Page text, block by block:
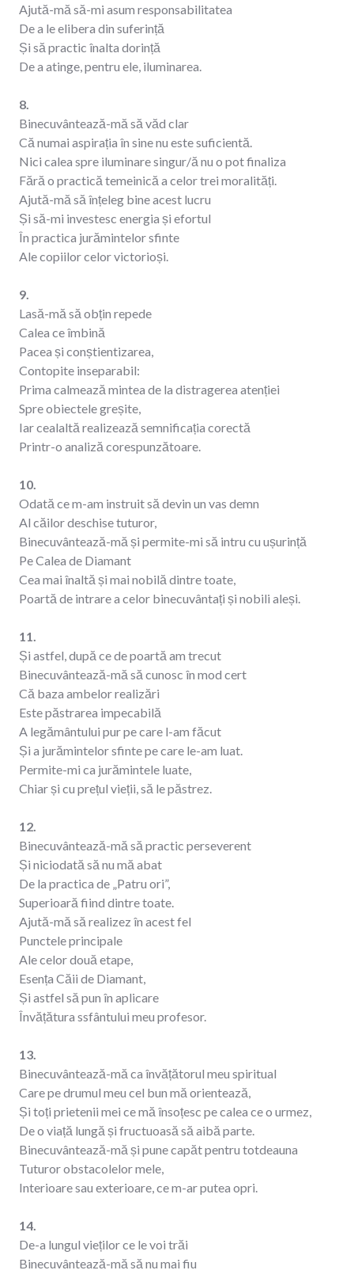
Ajută-mă să-mi asum responsabilitatea
De a le elibera din suferință
Și să practic înalta dorință
De a atinge, pentru ele, iluminarea.
8.
Binecuvântează-mă să văd clar
Că numai aspirația în sine nu este suficientă.
Nici calea spre iluminare singur/ă nu o pot finaliza
Fără o practică temeinică a celor trei moralități.
Ajută-mă să înțeleg bine acest lucru
Și să-mi investesc energia și efortul
În practica jurămintelor sfinte
Ale copiilor celor victorioși.
9.
Lasă-mă să obțin repede
Calea ce îmbină
Pacea și conștientizarea,
Contopite inseparabil:
Prima calmează mintea de la distragerea atenției
Spre obiectele greșite,
Iar cealaltă realizează semnificația corectă
Printr-o analiză corespunzătoare.
10.
Odată ce m-am instruit să devin un vas demn
Al căilor deschise tuturor,
Binecuvântează-mă și permite-mi să intru cu ușurință
Pe Calea de Diamant
Cea mai înaltă și mai nobilă dintre toate,
Poartă de intrare a celor binecuvântați și nobili aleși.
11.
Și astfel, după ce de poartă am trecut
Binecuvântează-mă să cunosc în mod cert
Că baza ambelor realizări
Este păstrarea impecabilă
A legământului pur pe care l-am făcut
Și a jurămintelor sfinte pe care le-am luat.
Permite-mi ca jurămintele luate,
Chiar și cu prețul vieții, să le păstrez.
12.
Binecuvântează-mă să practic perseverent
Și niciodată să nu mă abat
De la practica de „Patru ori”,
Superioară fiind dintre toate.
Ajută-mă să realizez în acest fel
Punctele principale
Ale celor două etape,
Esența Căii de Diamant,
Și astfel să pun în aplicare
Învățătura ssfântului meu profesor.
13.
Binecuvântează-mă ca învățătorul meu spiritual
Care pe drumul meu cel bun mă orientează,
Și toți prietenii mei ce mă însoțesc pe calea ce o urmez,
De o viață lungă și fructuoasă să aibă parte.
Binecuvântează-mă și pune capăt pentru totdeauna
Tuturor obstacolelor mele,
Interioare sau exterioare, ce m-ar putea opri.
14.
De-a lungul vieților ce le voi trăi
Binecuvântează-mă să nu mai fiu